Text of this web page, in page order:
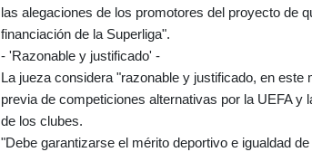
las alegaciones de los promotores del proyecto de
financiación de la Superliga".
- 'Razonable y justificado' -
La jueza considera "razonable y justificado, en
previa de competiciones alternativas por la UEFA y
de los clubes.
"Debe garantizarse el mérito deportivo e igualdad